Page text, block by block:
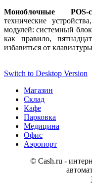
Моноблочные POS-
технические
модулей: системный
как правило,
избавиться от
Switch to Desktop Version
Магазин
Склад
Кафе
Парковка
Медицина
Офис
Аэропорт
© Cash.ru -